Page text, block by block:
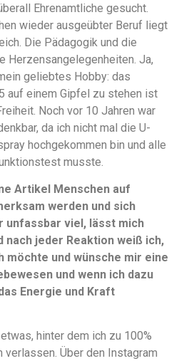
Ehrenamtliche gesucht.
wieder ausgeübter Beruf liegt
Die Pädagogik und die
Herzensangelegenheiten. Ja,
geliebtes Hobby: das
auf einem Gipfel zu stehen ist
Noch vor 10 Jahren war
da ich nicht mal die U-
hochgekommen bin und alle
musste.
Artikel Menschen auf
werden und sich
unfassbar viel, lässt mich
nach jeder Reaktion weiß ich,
möchte und wünsche mir eine
und wenn ich dazu
Energie und Kraft
hinter dem ich zu 100%
verlassen. Über den Instagram